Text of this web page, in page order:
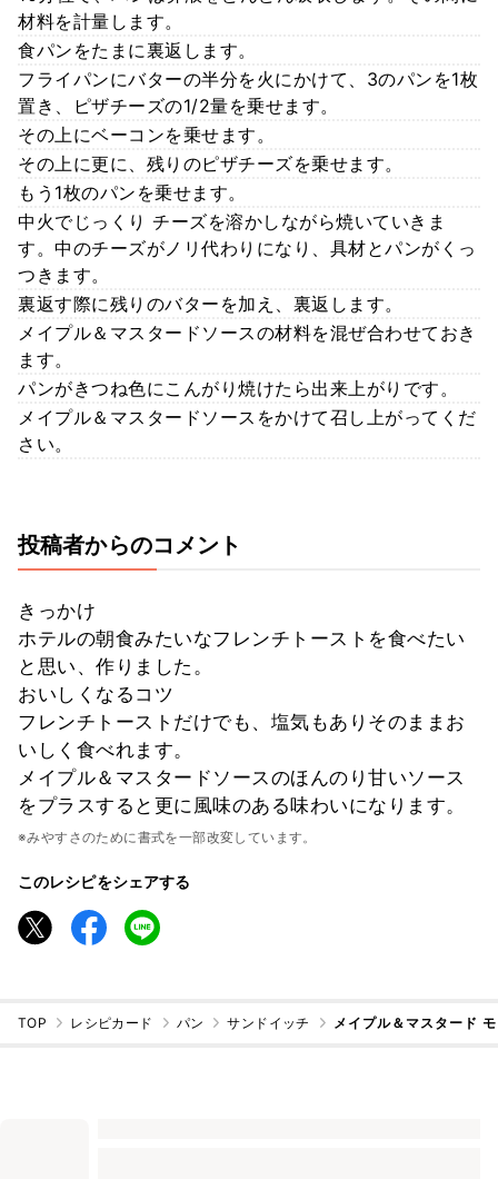
材料を計量します。
食パンをたまに裏返します。
フライパンにバターの半分を火にかけて、3のパンを1枚
置き、ピザチーズの1/2量を乗せます。
その上にベーコンを乗せます。
その上に更に、残りのピザチーズを乗せます。
もう1枚のパンを乗せます。
中火でじっくり チーズを溶かしながら焼いていきま
す。中のチーズがノリ代わりになり、具材とパンがくっ
つきます。
裏返す際に残りのバターを加え、裏返します。
メイプル＆マスタードソースの材料を混ぜ合わせておき
ます。
パンがきつね色にこんがり焼けたら出来上がりです。
メイプル＆マスタードソースをかけて召し上がってくだ
さい。
投稿者からのコメント
きっかけ
ホテルの朝食みたいなフレンチトーストを食べたい
と思い、作りました。
おいしくなるコツ
フレンチトーストだけでも、塩気もありそのままお
いしく食べれます。
メイプル＆マスタードソースのほんのり甘いソース
をプラスすると更に風味のある味わいになります。
※みやすさのために書式を一部改変しています。
このレシピをシェアする
TOP レシピカード パン サンドイッチ メイプル＆マスタード